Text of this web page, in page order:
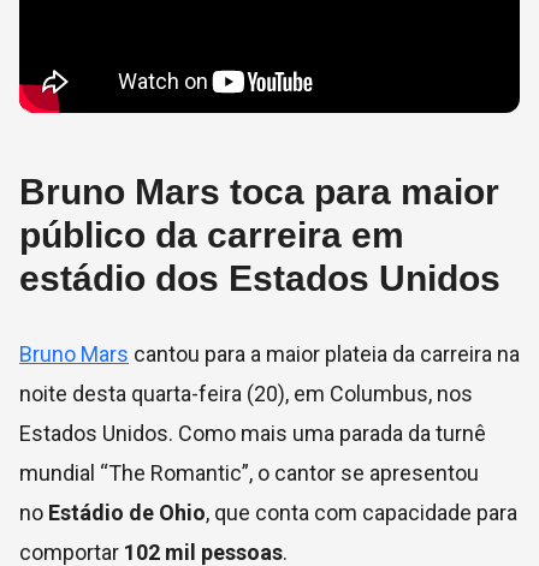
Bruno Mars toca para maior
público da carreira em
estádio dos Estados Unidos
Bruno Mars cantou para a maior plateia da carreira na
noite desta quarta-feira (20), em Columbus, nos
Estados Unidos. Como mais uma parada da turnê
mundial “The Romantic”, o cantor se apresentou
no Estádio de Ohio, que conta com capacidade para
comportar 102 mil pessoas.